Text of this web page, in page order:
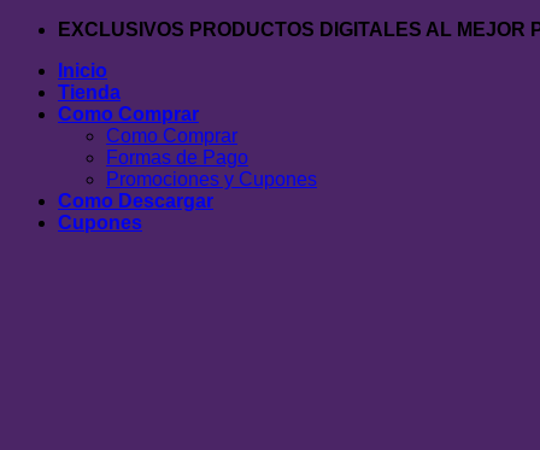
Saltar
contenido
EXCLUSIVOS PRODUCTOS DIGITALES AL MEJOR
Inicio
Tienda
Como Comprar
Como Comprar
Formas de Pago
Promociones y Cupones
Como Descargar
Cupones